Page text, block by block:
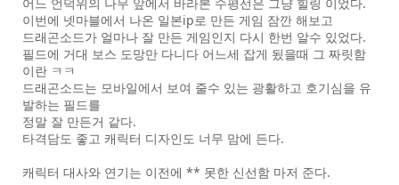
이번에 넷마블에서 나온 일본ip로 만든 게임 잠깐 해보고
드래곤소드가 얼마나 잘 만든 게임인지 다시 한번 알수 있었다.
필드에 거대 보스 도망만 다니다 어느세 잡게 됬을때 그 짜릿함
이란 ㅋㅋ
드래곤소드는 모바일에서 보여 줄수 있는 광활하고 호기심을 유
발하는 필드를
정말 잘 만든거 같다.
타격담도 좋고 캐릭터 디자인도 너무 맘에 든다.
캐릭터 대사와 연기는 이전에 ** 못한 신선함 마저 준다.